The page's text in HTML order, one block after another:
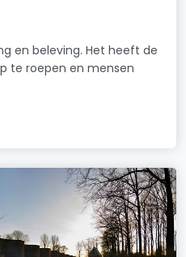
en beleving. Het heeft de
te roepen en mensen